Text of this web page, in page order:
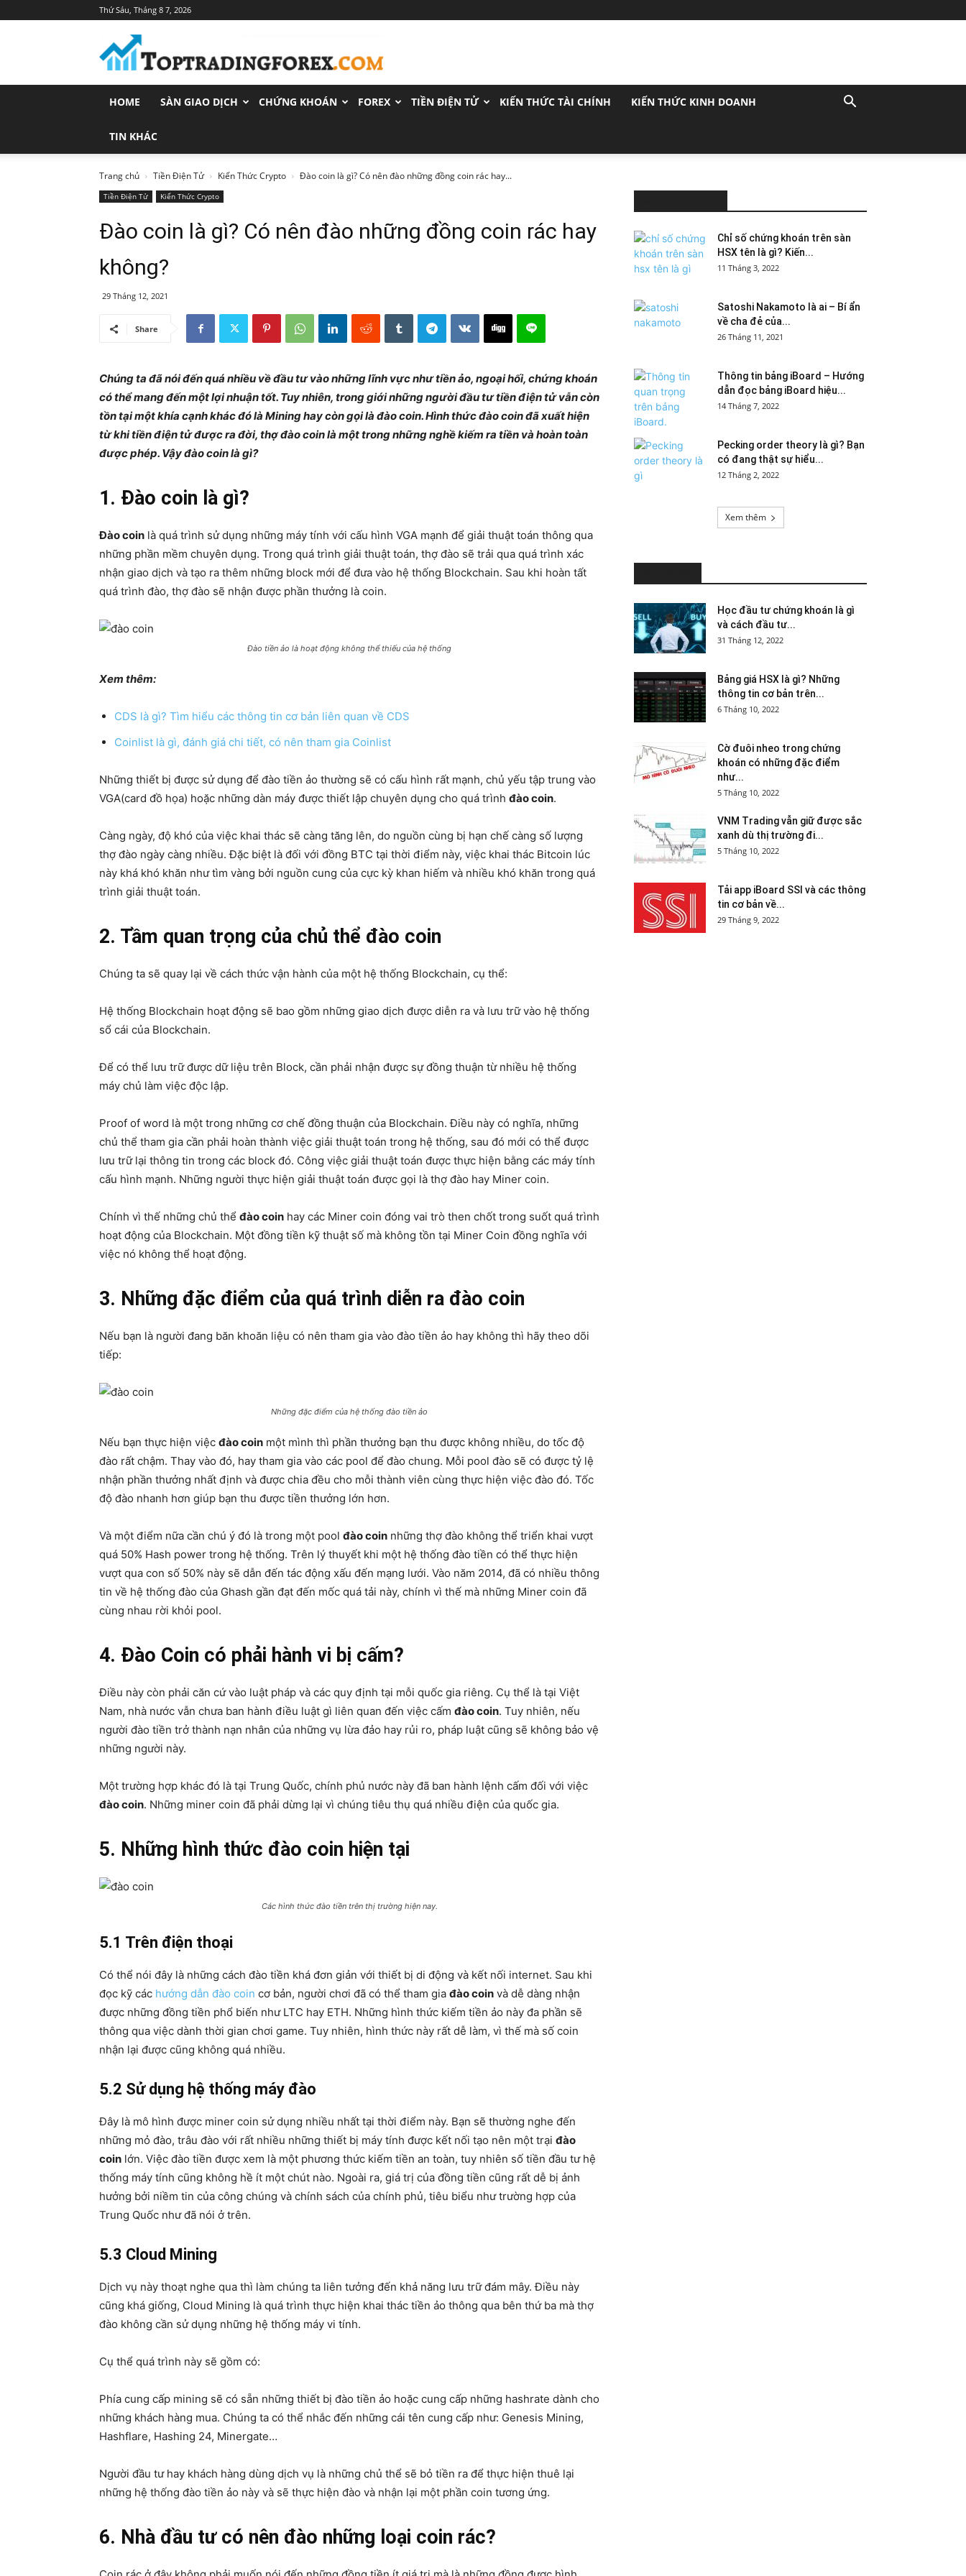
Thứ Sáu, Tháng 8 7, 2026
Trang
Tin
Tức
Đầu
HOME SÀN GIAO DỊCH CHỨNG KHOÁN FOREX TIỀN ĐIỆN TỬ KIẾN THỨC TÀI CHÍNH KIẾN THỨC KINH DOANH
TIN KHÁC
Trang chủ Tiền Điện Tử Kiến Thức Crypto Đào coin là gì? Có nên đào những đồng coin rác hay...
Tiền Điện Tử Kiến Thức Crypto
Đào coin là gì? Có nên đào những đồng coin rác hay
không?
29 Tháng 12, 2021
Share
Chúng ta đã nói đến quá nhiều về đầu tư vào những lĩnh vực như tiền ảo, ngoại hối, chứng khoán
có thể mang đến một lợi nhuận tốt. Tuy nhiên, trong giới những người đầu tư tiền điện tử vẫn còn
tồn tại một khía cạnh khác đó là Mining hay còn gọi là đào coin. Hình thức đào coin đã xuất hiện
từ khi tiền điện tử được ra đời, thợ đào coin là một trong những nghề kiếm ra tiền và hoàn toàn
được phép. Vậy đào coin là gì?
1. Đào coin là gì?
Đào coin là quá trình sử dụng những máy tính với cấu hình VGA mạnh để giải thuật toán thông qua
những phần mềm chuyên dụng. Trong quá trình giải thuật toán, thợ đào sẽ trải qua quá trình xác
nhận giao dịch và tạo ra thêm những block mới để đưa vào hệ thống Blockchain. Sau khi hoàn tất
quá trình đào, thợ đào sẽ nhận được phần thưởng là coin.
Đào tiền ảo là hoạt động không thể thiếu của hệ thống
Xem thêm:
CDS là gì? Tìm hiểu các thông tin cơ bản liên quan về CDS
Coinlist là gì, đánh giá chi tiết, có nên tham gia Coinlist
Những thiết bị được sử dụng để đào tiền ảo thường sẽ có cấu hình rất mạnh, chủ yếu tập trung vào
VGA(card đồ họa) hoặc những dàn máy được thiết lập chuyên dụng cho quá trình đào coin.
Càng ngày, độ khó của việc khai thác sẽ càng tăng lên, do nguồn cùng bị hạn chế càng số lượng
thợ đào ngày càng nhiều. Đặc biệt là đối với đồng BTC tại thời điểm này, việc khai thác Bitcoin lúc
này khá khó khăn như tìm vàng bởi nguồn cung của cực kỳ khan hiếm và nhiều khó khăn trong quá
trình giải thuật toán.
2. Tầm quan trọng của chủ thể đào coin
Chúng ta sẽ quay lại về cách thức vận hành của một hệ thống Blockchain, cụ thể:
Hệ thống Blockchain hoạt động sẽ bao gồm những giao dịch được diễn ra và lưu trữ vào hệ thống
sổ cái của Blockchain.
Để có thể lưu trữ được dữ liệu trên Block, cần phải nhận được sự đồng thuận từ nhiều hệ thống
máy chủ làm việc độc lập.
Proof of word là một trong những cơ chế đồng thuận của Blockchain. Điều này có nghĩa, những
chủ thể tham gia cần phải hoàn thành việc giải thuật toán trong hệ thống, sau đó mới có thể được
lưu trữ lại thông tin trong các block đó. Công việc giải thuật toán được thực hiện bằng các máy tính
cấu hình mạnh. Những người thực hiện giải thuật toán được gọi là thợ đào hay Miner coin.
Chính vì thế những chủ thể đào coin hay các Miner coin đóng vai trò then chốt trong suốt quá trình
hoạt động của Blockchain. Một đồng tiền kỹ thuật số mà không tồn tại Miner Coin đồng nghĩa với
việc nó không thể hoạt động.
3. Những đặc điểm của quá trình diễn ra đào coin
Nếu bạn là người đang băn khoăn liệu có nên tham gia vào đào tiền ảo hay không thì hãy theo dõi
tiếp:
Những đặc điểm của hệ thống đào tiền ảo
Nếu bạn thực hiện việc đào coin một mình thì phần thưởng bạn thu được không nhiều, do tốc độ
đào rất chậm. Thay vào đó, hay tham gia vào các pool để đào chung. Mỗi pool đào sẽ có được tỷ lệ
nhận phần thưởng nhất định và được chia đều cho mỗi thành viên cùng thực hiện việc đào đó. Tốc
độ đào nhanh hơn giúp bạn thu được tiền thưởng lớn hơn.
Và một điểm nữa cần chú ý đó là trong một pool đào coin những thợ đào không thể triển khai vượt
quá 50% Hash power trong hệ thống. Trên lý thuyết khi một hệ thống đào tiền có thể thực hiện
vượt qua con số 50% này sẽ dẫn đến tác động xấu đến mạng lưới. Vào năm 2014, đã có nhiều thông
tin về hệ thống đào của Ghash gần đạt đến mốc quá tải này, chính vì thế mà những Miner coin đã
cùng nhau rời khỏi pool.
4. Đào Coin có phải hành vi bị cấm?
Điều này còn phải căn cứ vào luật pháp và các quy định tại mỗi quốc gia riêng. Cụ thể là tại Việt
Nam, nhà nước vẫn chưa ban hành điều luật gì liên quan đến việc cấm đào coin. Tuy nhiên, nếu
người đào tiền trở thành nạn nhân của những vụ lừa đảo hay rủi ro, pháp luật cũng sẽ không bảo vệ
những người này.
Một trường hợp khác đó là tại Trung Quốc, chính phủ nước này đã ban hành lệnh cấm đối với việc
đào coin. Những miner coin đã phải dừng lại vì chúng tiêu thụ quá nhiều điện của quốc gia.
5. Những hình thức đào coin hiện tại
Các hình thức đào tiền trên thị trường hiện nay.
5.1 Trên điện thoại
Có thể nói đây là những cách đào tiền khá đơn giản với thiết bị di động và kết nối internet. Sau khi
đọc kỹ các hướng dẫn đào coin cơ bản, người chơi đã có thể tham gia đào coin và dễ dàng nhận
được những đồng tiền phổ biến như LTC hay ETH. Những hình thức kiếm tiền ảo này đa phần sẽ
thông qua việc dành thời gian chơi game. Tuy nhiên, hình thức này rất dễ làm, vì thế mà số coin
nhận lại được cũng không quá nhiều.
5.2 Sử dụng hệ thống máy đào
Đây là mô hình được miner coin sử dụng nhiều nhất tại thời điểm này. Bạn sẽ thường nghe đến
những mỏ đào, trâu đào với rất nhiều những thiết bị máy tính được kết nối tạo nên một trại đào
coin lớn. Việc đào tiền được xem là một phương thức kiếm tiền an toàn, tuy nhiên số tiền đầu tư hệ
thống máy tính cũng không hề ít một chút nào. Ngoài ra, giá trị của đồng tiền cũng rất dễ bị ảnh
hưởng bởi niềm tin của công chúng và chính sách của chính phủ, tiêu biểu như trường hợp của
Trung Quốc như đã nói ở trên.
5.3 Cloud Mining
Dịch vụ này thoạt nghe qua thì làm chúng ta liên tưởng đến khả năng lưu trữ đám mây. Điều này
cũng khá giống, Cloud Mining là quá trình thực hiện khai thác tiền ảo thông qua bên thứ ba mà thợ
đào không cần sử dụng những hệ thống máy vi tính.
Cụ thể quá trình này sẽ gồm có:
Phía cung cấp mining sẽ có sẵn những thiết bị đào tiền ảo hoặc cung cấp những hashrate dành cho
những khách hàng mua. Chúng ta có thể nhắc đến những cái tên cung cấp như: Genesis Mining,
Hashflare, Hashing 24, Minergate…
Người đầu tư hay khách hàng dùng dịch vụ là những chủ thể sẽ bỏ tiền ra để thực hiện thuê lại
những hệ thống đào tiền ảo này và sẽ thực hiện đào và nhận lại một phần coin tương ứng.
6. Nhà đầu tư có nên đào những loại coin rác?
Chỉ số chứng khoán trên sàn
HSX tên là gì? Kiến...
11 Tháng 3, 2022
Satoshi Nakamoto là ai – Bí ẩn
về cha đẻ của...
26 Tháng 11, 2021
Thông tin bảng iBoard – Hướng
dẫn đọc bảng iBoard hiệu...
14 Tháng 7, 2022
Pecking order theory là gì? Bạn
có đang thật sự hiểu...
12 Tháng 2, 2022
Xem thêm
Học đầu tư chứng khoán là gì
và cách đầu tư...
31 Tháng 12, 2022
Bảng giá HSX là gì? Những
thông tin cơ bản trên...
6 Tháng 10, 2022
Cờ đuôi nheo trong chứng
khoán có những đặc điểm
như...
5 Tháng 10, 2022
VNM Trading vẫn giữ được sắc
xanh dù thị trường đi...
5 Tháng 10, 2022
Tải app iBoard SSI và các thông
tin cơ bản về...
29 Tháng 9, 2022